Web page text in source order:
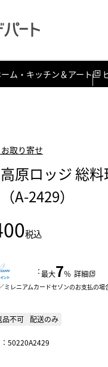
ム・キッチン＆アート
取り寄せ
原ロッジ 総
A-2429）
税込
：最大7％ 詳細
ミレニアムカードセゾンのお支払の場
品不可 配送のみ
50220A2429